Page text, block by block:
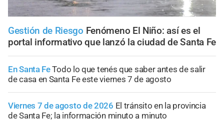
Gestión de Riesgo Fenómeno El Niño: así es el
portal informativo que lanzó la ciudad de Santa Fe
En Santa FeTodo lo que tenés que saber antes de salir
de casa en Santa Fe este viernes 7 de agosto
Viernes 7 de agosto de 2026 El tránsito en la provincia
de Santa Fe; la información minuto a minuto